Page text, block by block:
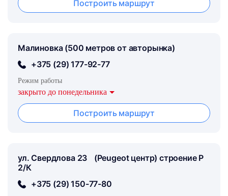
Построить маршрут
Малиновка (500 метров от авторынка)
+375 (29) 177-92-77
Режим работы
закрыто до понедельника
Построить маршрут
ул. Свердлова 23 (Peugeot центр) строение Р
2/К
+375 (29) 150-77-80